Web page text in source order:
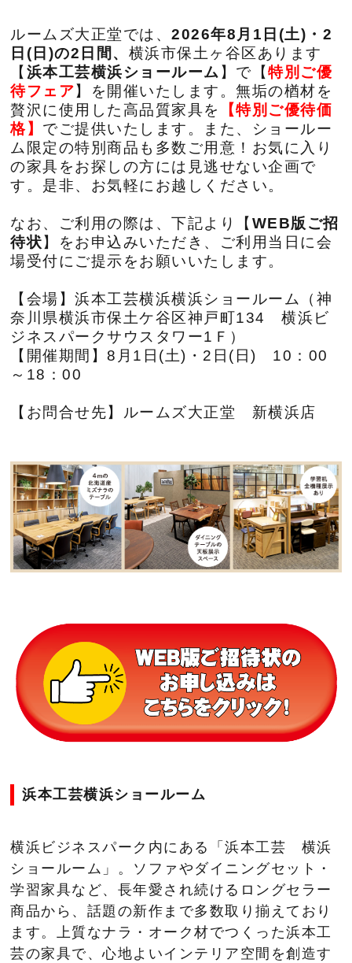
ルームズ大正堂では、2026年8月1日(土)・2
日(日)の2日間、 横浜市保土ヶ谷区あります
【 浜本工芸横浜ショールーム 】で【特別ご優
待フェア】を開催いたします。無垢の楢材を
贅沢に使用した高品質家具を
【特別ご優待価
格】 でご提供いたします。また、ショールー
ム限定の特別商品も多数ご用意！お気に入り
の家具をお探しの方には見逃せない企画で
す。是非、お気軽にお越しください。
なお、ご利用の際は、下記より【 WEB版ご招
待状】をお申込みいただき、ご利用当日に会
場受付にご提示をお願いいたします。
【会場】浜本工芸横浜横浜ショールーム（神
奈川県横浜市保土ケ谷区神戸町134 横浜ビ
ジネスパークサウスタワー1Ｆ）
【開催期間】8月1日(土)・2日(日) 10：00
～18：00
【お問合せ先】ルームズ大正堂 新横浜店
浜本工芸横浜ショールーム
横浜ビジネスパーク内にある「浜本工芸 横浜
ショールーム」。ソファやダイニングセット・
学習家具など、長年愛され続けるロングセラー
商品から、話題の新作まで多数取り揃えており
ます。上質なナラ・オーク材でつくった浜本工
芸の家具で、心地よいインテリア空間を創造す